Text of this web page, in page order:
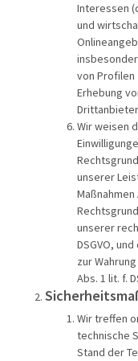
Interessen
und
von Profilen
Erhebung
Wir weisen
unserer
Maßnahmen
unserer
DSGVO,
zur
Abs. 1 lit. f.
Wir treffen
technische
Stand der